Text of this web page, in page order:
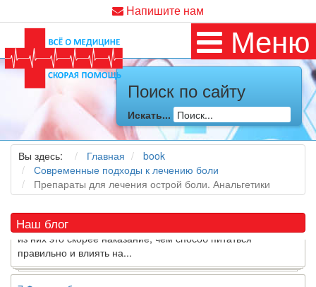
Напишите нам
Меню
Поиск по сайту
Искать...
Вы здесь: Главная
book
Современные подходы к лечению боли
Препараты для лечения острой боли. Анальгетики
Наш блог
Как я заболел во время локдауна?
Это странная ситуация: вы соблюдали все меры
предосторожности COVID-19 (вы почти все время дома),
но, тем не менее, вы каким-то образом простудились. Вы
можете задаться...
5 причин обратить внимание на средиземноморскую диету
приходят в нашужизньи быстро исчезают из нее. Многие
из них это скорее наказание, чем способ питаться
правильно и влиять на...